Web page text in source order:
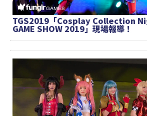
TGS2019「Cosplay Collection
GAME SHOW 2019」現場報導！